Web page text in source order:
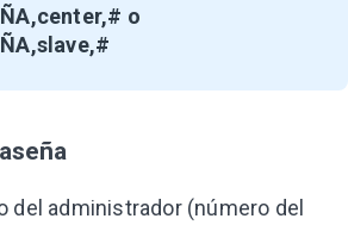
o
del administrador (número del